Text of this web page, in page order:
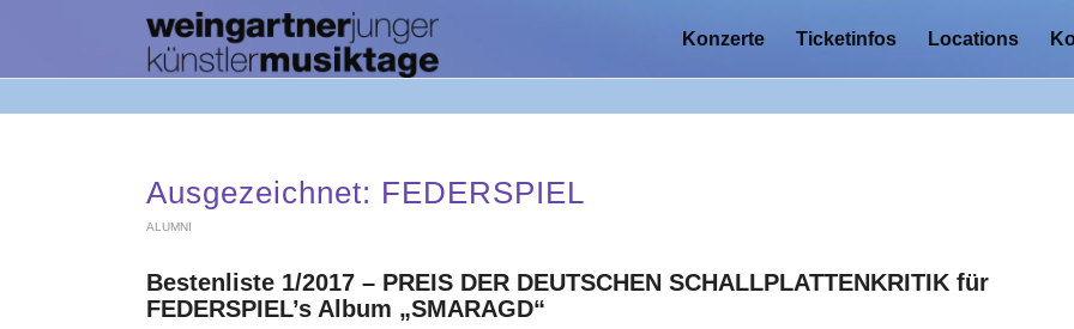
Konzerte Ticketinfos Locations
Ausgezeichnet: FEDERSPIEL
ALUMNI
Bestenliste 1/2017 – PREIS DER DEUTSCHEN SCHALLPLATTENKRITIK für
FEDERSPIEL’s Album „SMARAGD“